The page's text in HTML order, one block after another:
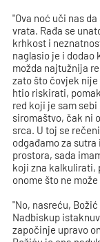
"Ova noć uči nas
vrata. Rađa se
krhkost i
naglasio je i dodao
možda najtužnija
zato što čovjek
htio riskirati,
red koji je sam
siromaštvo, čak ni
srca. U toj se
odgađamo za
prostora, sada
koji zna kalkulirati,
onome što ne
"No, nasreću,
Nadbiskup
započinje upravo